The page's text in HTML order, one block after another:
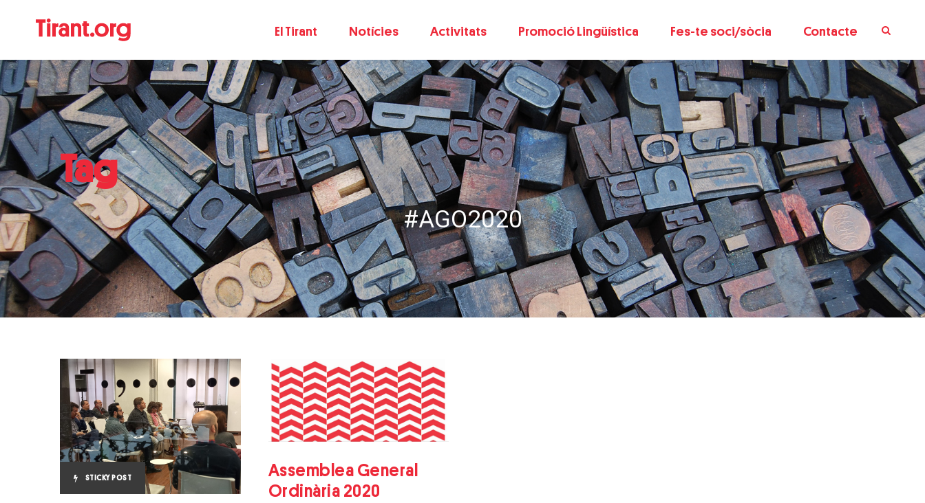
El Tirant Notícies Activitats Promoció Lingüística Fes-te soci/sòcia Contacte
Tag
#AGO2020
STICKY POST
Assemblea General
Ordinària 2020